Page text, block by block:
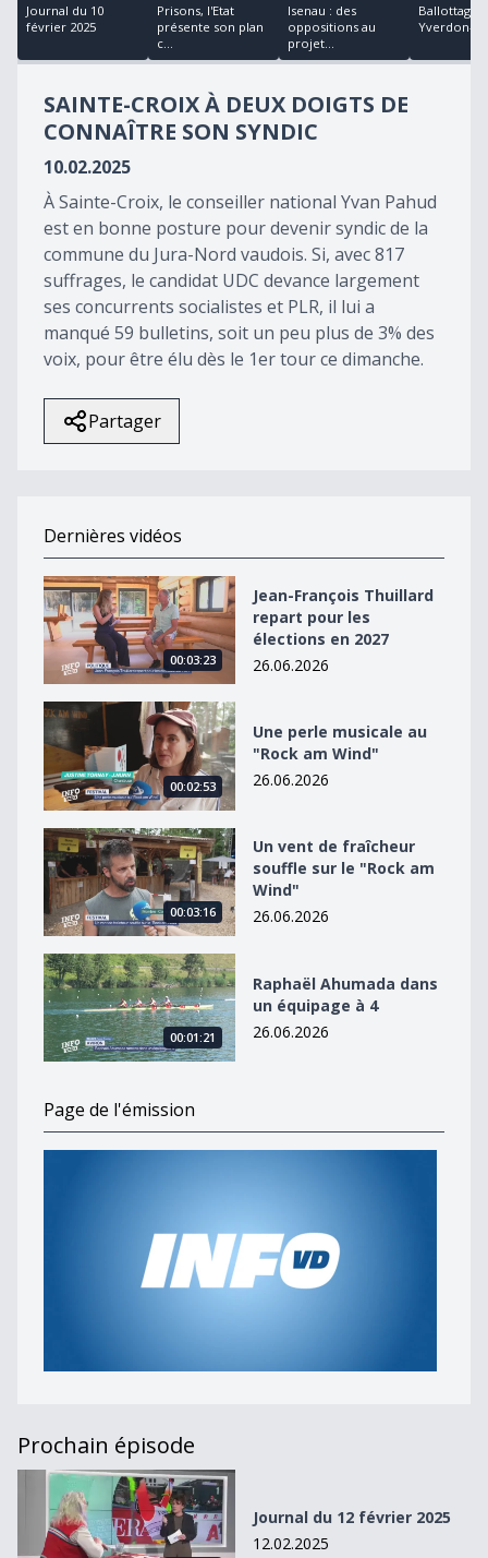
18
minutes,
seconds
Journal du 10
février 2025
Prisons, l'Etat
présente son plan
c...
Isenau : des
oppositions au
projet...
Ballottage à
Yverdon-
SAINTE-CROIX À DEUX DOIGTS DE
CONNAÎTRE SON SYNDIC
10.02.2025
À Sainte-Croix, le conseiller national Yvan Pahud
est en bonne posture pour devenir syndic de la
commune du Jura-Nord vaudois. Si, avec 817
suffrages, le candidat UDC devance largement
ses concurrents socialistes et PLR, il lui a
manqué 59 bulletins, soit un peu plus de 3% des
voix, pour être élu dès le 1er tour ce dimanche.
Partager
Dernières vidéos
Jean-François Thuillard repart pour les élections en
00:03:23
Jean-François Thuillard
repart pour les
élections en 2027
26.06.2026
Une perle musicale au &quot;Rock am Wind&quot;
00:02:53
Une perle musicale au
"Rock am Wind"
26.06.2026
Un vent de fraîcheur souffle sur le &quot;Rock am
00:03:16
Un vent de fraîcheur
souffle sur le "Rock am
Wind"
26.06.2026
Raphaël Ahumada dans un équipage à 4
00:01:21
Raphaël Ahumada dans
un équipage à 4
26.06.2026
Page de l'émission
Prochain épisode
Journal du 12 février 2025
Journal du 12 février 2025
12.02.2025